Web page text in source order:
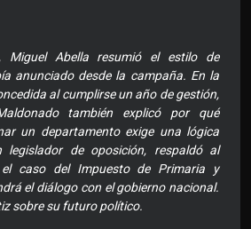
Miguel Abella resumió el estilo de
anunciado desde la campaña. En la
al cumplirse un año de gestión,
también explicó por qué
un departamento exige una lógica
de oposición, respaldó al
caso del Impuesto de Primaria y
el diálogo con el gobierno nacional.
sobre su futuro político.